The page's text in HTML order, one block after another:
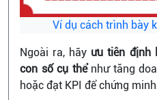
Ví dụ cách trình bày
Ngoài ra, hãy ưu tiên định
con số cụ thể như tăng
hoặc đạt KPI để chứng